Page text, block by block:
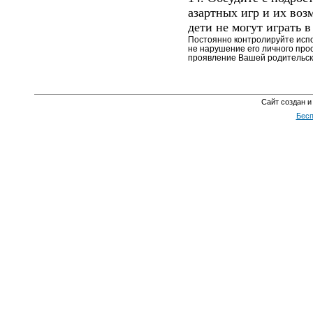
азартных игр и их
дети не могут играть
Постоянно контролируйте
не нарушение его личного
проявление Вашей
Сайт создан